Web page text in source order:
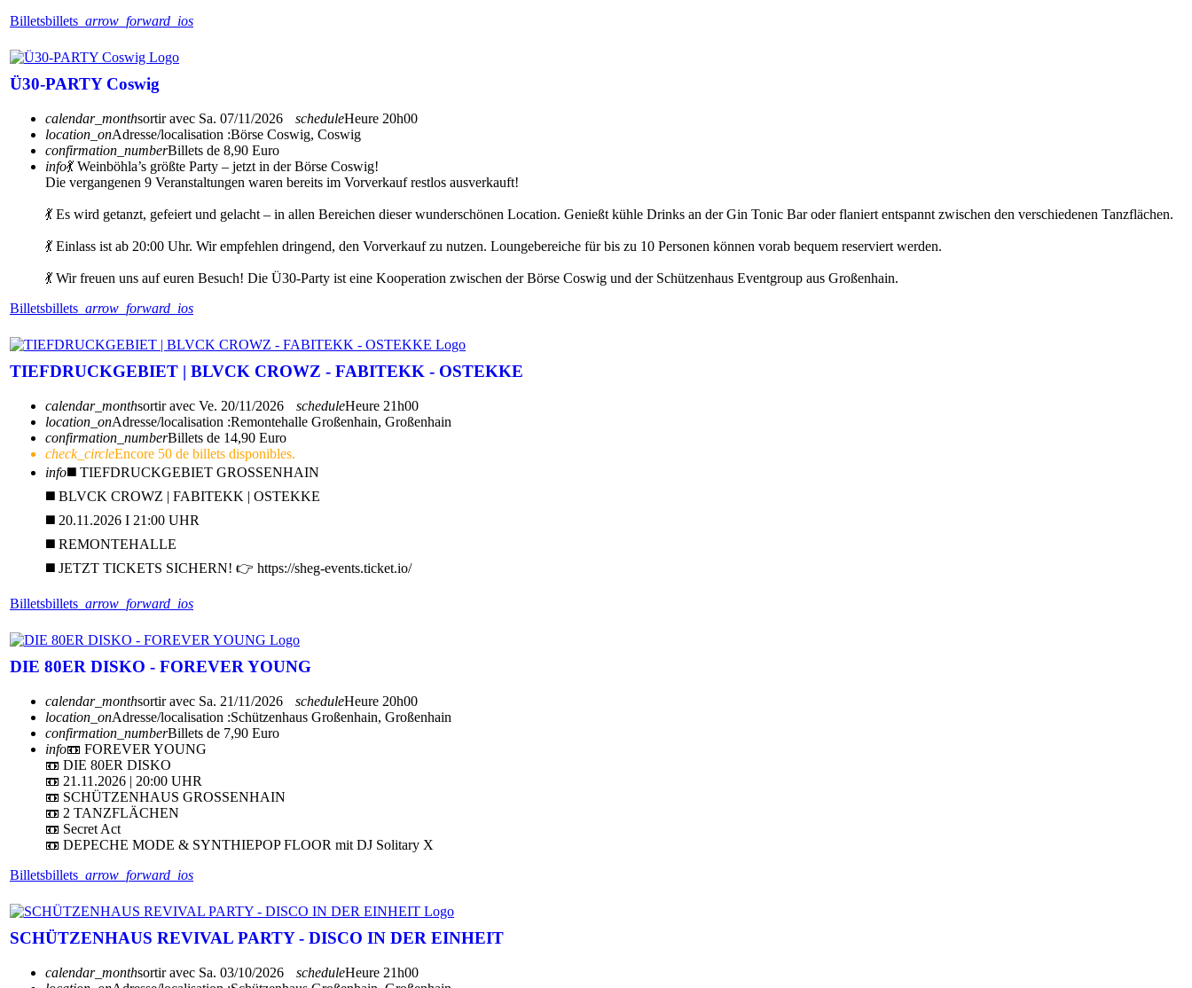
Billetsbillets arrow_forward_ios
Ü30-PARTY Coswig
calendar_monthsortir avec Sa. 07/11/2026 scheduleHeure 20h00
location_onAdresse/localisation :Börse Coswig, Coswig
confirmation_numberBillets de 8,90 Euro
info💃 Weinböhla’s größte Party – jetzt in der Börse Coswig!
Die vergangenen 9 Veranstaltungen waren bereits im Vorverkauf restlos ausverkauft!
💃 Es wird getanzt, gefeiert und gelacht – in allen Bereichen dieser wunderschönen Location. Genießt kühle Drinks an der Gin Tonic Bar oder flaniert entspannt zwischen den verschiedenen Tanzflächen.
💃 Einlass ist ab 20:00 Uhr. Wir empfehlen dringend, den Vorverkauf zu nutzen. Loungebereiche für bis zu 10 Personen können vorab bequem reserviert werden.
💃 Wir freuen uns auf euren Besuch! Die Ü30-Party ist eine Kooperation zwischen der Börse Coswig und der Schützenhaus Eventgroup aus Großenhain.
Billetsbillets arrow_forward_ios
TIEFDRUCKGEBIET | BLVCK CROWZ - FABITEKK - OSTEKKE
calendar_monthsortir avec Ve. 20/11/2026 scheduleHeure 21h00
location_onAdresse/localisation :Remontehalle Großenhain, Großenhain
confirmation_numberBillets de 14,90 Euro
check_circleEncore 50 de billets disponibles.
info◼️ TIEFDRUCKGEBIET GROSSENHAIN
◼️ BLVCK CROWZ | FABITEKK | OSTEKKE
◼️ 20.11.2026 I 21:00 UHR
◼️ REMONTEHALLE
◼️ JETZT TICKETS SICHERN! 👉 https://sheg-events.ticket.io/
Billetsbillets arrow_forward_ios
DIE 80ER DISKO - FOREVER YOUNG
calendar_monthsortir avec Sa. 21/11/2026 scheduleHeure 20h00
location_onAdresse/localisation :Schützenhaus Großenhain, Großenhain
confirmation_numberBillets de 7,90 Euro
info📼 FOREVER YOUNG
📼 DIE 80ER DISKO
📼 21.11.2026 | 20:00 UHR
📼 SCHÜTZENHAUS GROSSENHAIN
📼 2 TANZFLÄCHEN
📼 Secret Act
📼 DEPECHE MODE & SYNTHIEPOP FLOOR mit DJ Solitary X
Billetsbillets arrow_forward_ios
SCHÜTZENHAUS REVIVAL PARTY - DISCO IN DER EINHEIT
calendar_monthsortir avec Sa. 03/10/2026 scheduleHeure 21h00